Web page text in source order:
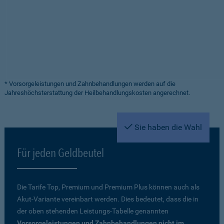
* Vorsorgeleistungen und Zahnbehandlungen werden auf die
Jahreshöchsterstattung der Heilbehandlungskosten angerechnet.
Sie haben die Wahl
Für jeden Geldbeutel
Die Tarife Top, Premium und Premium Plus können auch als
Akut-Variante vereinbart werden. Dies bedeutet, dass die in
der oben stehenden Leistungs-Tabelle genannten